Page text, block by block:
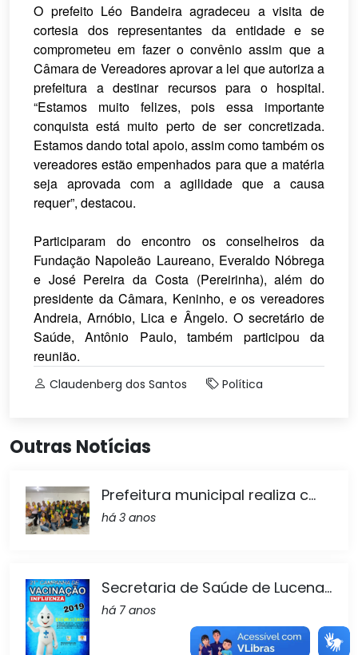
O prefeito Léo Bandeira agradeceu a visita de
cortesia dos representantes da entidade e se
comprometeu em fazer o convênio assim que a
Câmara de Vereadores aprovar a lei que autoriza a
prefeitura a destinar recursos para o hospital.
“Estamos muito felizes, pois essa importante
conquista está muito perto de ser concretizada.
Estamos dando total apoio, assim como também os
vereadores estão empenhados para que a matéria
seja aprovada com a agilidade que a causa
requer”, destacou.
Participaram do encontro os conselheiros da
Fundação Napoleão Laureano, Everaldo Nóbrega
e José Pereira da Costa (Pereirinha), além do
presidente da Câmara, Keninho, e os vereadores
Andreia, Arnóbio, Lica e Ângelo. O secretário de
Saúde, Antônio Paulo, também participou da
reunião.
Claudenberg dos Santos Política
Outras Notícias
Prefeitura municipal realiza c...
há 3 anos
Secretaria de Saúde de Lucena...
há 7 anos